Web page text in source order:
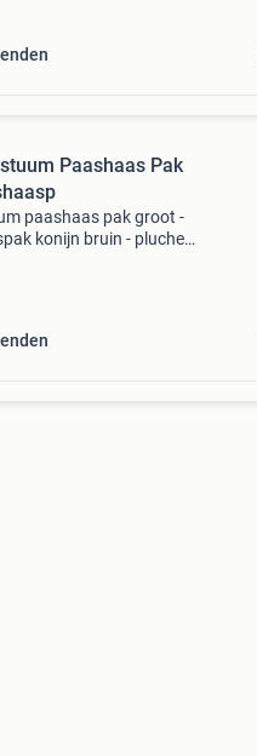
Paashaas Pak
paashaas pak groot -
konijn bruin - pluche